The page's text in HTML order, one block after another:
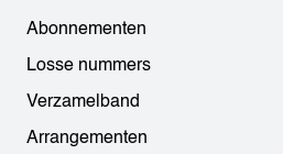
Abonnementen
Losse nummers
Verzamelband
Arrangementen